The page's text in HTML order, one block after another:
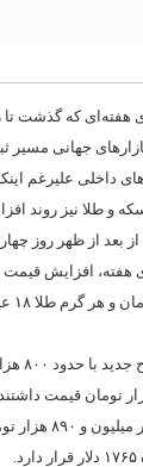
هفته‌ای که گذشت
جهانی
داخلی علیرغم
و طلا نیز روند
بعد از ظهر روز